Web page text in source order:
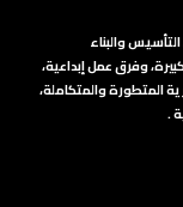
والبناء
وفرق عمل إبداعية،
المتطورة والمتكاملة،
.